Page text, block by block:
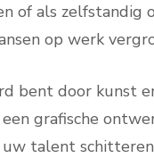
of als zelfstandig
op werk
bent door kunst
grafische
talent